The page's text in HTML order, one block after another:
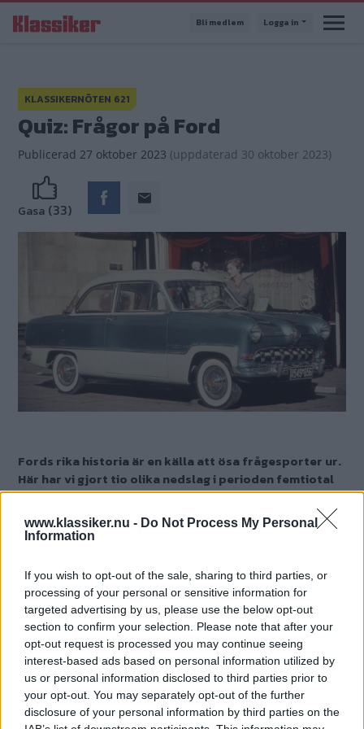
www.klassiker.nu - Do Not Process My Personal
Information
If you wish to opt-out of the sale, sharing to third parties, or
processing of your personal or sensitive information for
targeted advertising by us, please use the below opt-out
section to confirm your selection. Please note that after your
opt-out request is processed you may continue seeing
interest-based ads based on personal information utilized by
us or personal information disclosed to third parties prior to
your opt-out. You may separately opt-out of the further
disclosure of your personal information by third parties on the
till
Bli medlem Logga in
KLASSIKERNÖTEN 621
Quiz: Frågor på Ford
Publicerad 27 oktober 2023 (uppdaterad 30 oktober 2023)
Gasa (33)
Fords rika historia är en källa att ösa frågesporter ur.
Här har vi gjort tio olika nedslag i perioden femtiotal
in till sjuttiotalet - lycka till!
Text
Mårten Carlsson
Det här är en låst artikel.Logga inför
att fortsätta läsa.
DIGITAL PRENUMERATION
Ta del av allt material – bli